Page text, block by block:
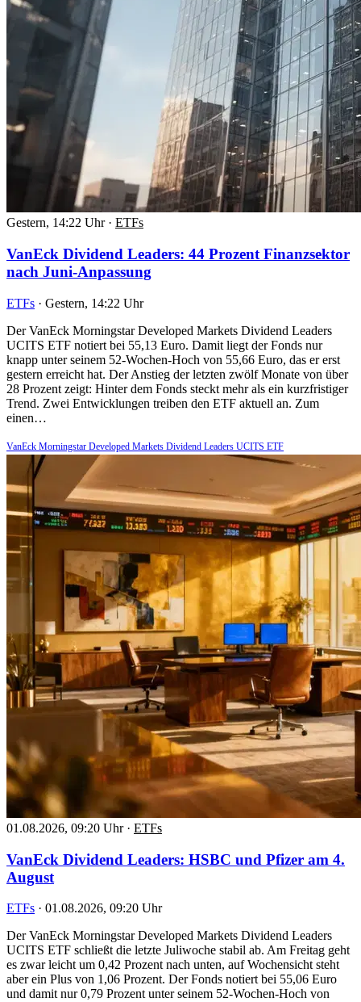
Gestern, 14:22 Uhr · ETFs
VanEck Dividend Leaders: 44 Prozent Finanzsektor
nach Juni-Anpassung
ETFs · Gestern, 14:22 Uhr
Der VanEck Morningstar Developed Markets Dividend Leaders
UCITS ETF notiert bei 55,13 Euro. Damit liegt der Fonds nur
knapp unter seinem 52-Wochen-Hoch von 55,66 Euro, das er erst
gestern erreicht hat. Der Anstieg der letzten zwölf Monate von über
28 Prozent zeigt: Hinter dem Fonds steckt mehr als ein kurzfristiger
Trend. Zwei Entwicklungen treiben den ETF aktuell an. Zum
einen…
VanEck Morningstar Developed Markets Dividend Leaders UCITS ETF
01.08.2026, 09:20 Uhr · ETFs
VanEck Dividend Leaders: HSBC und Pfizer am 4.
August
ETFs · 01.08.2026, 09:20 Uhr
Der VanEck Morningstar Developed Markets Dividend Leaders
UCITS ETF schließt die letzte Juliwoche stabil ab. Am Freitag geht
es zwar leicht um 0,42 Prozent nach unten, auf Wochensicht steht
aber ein Plus von 1,06 Prozent. Der Fonds notiert bei 55,06 Euro
und damit nur 0,79 Prozent unter seinem 52-Wochen-Hoch von